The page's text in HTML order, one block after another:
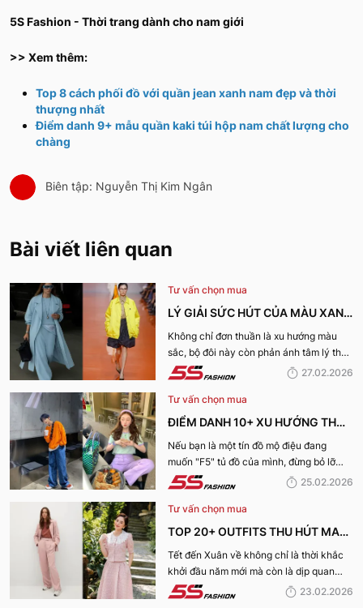
5S Fashion - Thời trang dành cho nam giới
>> Xem thêm:
Top 8 cách phối đồ với quần jean xanh nam đẹp và thời
thượng nhất
Điểm danh 9+ mẫu quần kaki túi hộp nam chất lượng cho
chàng
Biên tập: Nguyễn Thị Kim Ngân
Bài viết liên quan
Tư vấn chọn mua
LÝ GIẢI SỨC HÚT CỦA MÀU XANH
DƯƠNG LẠNH VÀ VÀNG ACACIA
CHO XU HƯỚNG XUÂN HÈ 2026
Không chỉ đơn thuần là xu hướng màu
sắc, bộ đôi này còn phản ánh tâm lý thời
đại và nhu cầu thể hiện cá tính rõ nét
giải sức hút của màu Xanh dương lạnh và
vàng Acacia cho xu hướng Xuân Hè
27.02.2026
Tư vấn chọn mua
ĐIỂM DANH 10+ XU HƯỚNG THỜI
TRANG HOT NHẤT XUÂN HÈ
2026: SỰ TRỖI DẬY CỦA PHONG
CÁCH CÁ NHÂN
Nếu bạn là một tín đồ mộ điệu đang
muốn "F5" tủ đồ của mình, đừng bỏ lỡ
những gợi ý của 5S Fashion về những xu
25.02.2026
Tư vấn chọn mua
TOP 20+ OUTFITS THU HÚT MAY
MẮN, TÀI LỘC "HỢP VÍA" KHAI
XUÂN 2026
Tết đến Xuân về không chỉ là thời khắc
khởi đầu năm mới mà còn là dịp quan
trọng để mỗi người “khai vía” đón may
23.02.2026